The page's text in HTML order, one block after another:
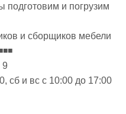
и погрузим
и сборщиков мебели
9
сб и вс с 10:00 до 17:00